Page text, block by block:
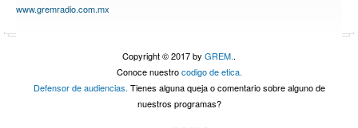
www.gremradio.com.mx
Copyright © 2017 by GREM..
Conoce nuestrocodigo de etica.
Defensor de audiencias. Tienes alguna queja o comentario sobre alguno de
nuestros programas?